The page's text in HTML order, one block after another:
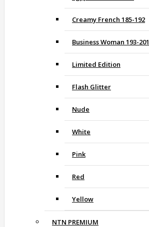
Creamy French 185-192
Business Woman 193-201
Limited Edition
Flash Glitter
Nude
White
Pink
Red
Yellow
NTN PREMIUM